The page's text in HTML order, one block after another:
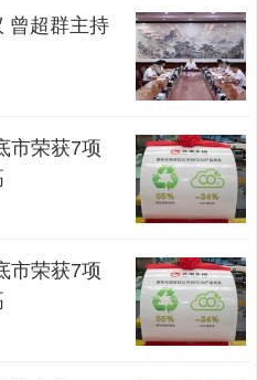
曾超群主持
市荣获7项
市荣获7项